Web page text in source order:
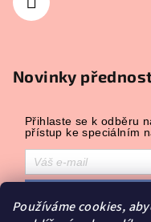
Používáme cookies,
Novinky
Přihlaste se k odběru
přístup ke speciálním
Přihlášením souhlasíte